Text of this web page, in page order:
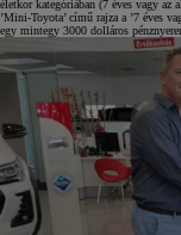
életkor kategóriában (7 éves vagy az
’Mini-Toyota’ című rajza a ’7 éves
egy mintegy 3000 dolláros